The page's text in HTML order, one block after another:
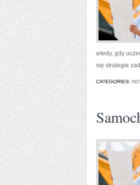
wtedy, gdy
się strategie
CATEGORIES: